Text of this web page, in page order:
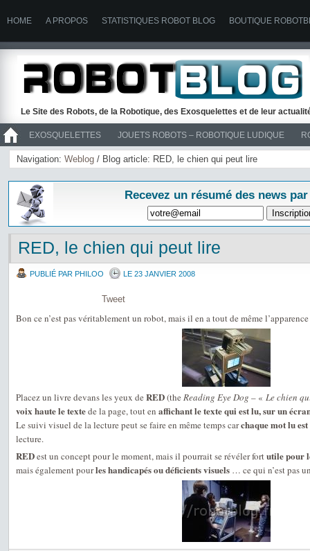
HOME A PROPOS STATISTIQUES ROBOT BLOG BOUTIQUE
Le Site des Robots, de la Robotique, des Exosquelettes et de leur
EXOSQUELETTES JOUETS ROBOTS – ROBOTIQUE LUDIQUE
>> ROBOTS
Navigation: Weblog / Blog article: RED, le chien qui peut lire
Recevez un résumé des news
RED, le chien qui peut lire
PUBLIÉ PAR PHILOO LE 23 JANVIER 2008
Tweet
Bon ce n’est pas véritablement un robot, mais il en a tout de même
Placez un livre devans les yeux de RED(the Reading Eye Dog – « Le chien
voix haute le textede la page, tout en affichant le texte qui est lu, sur un
Le suivi visuel de la lecture peut se faire en même temps carchaque mot lu
lecture.
REDest un concept pour le moment, mais il pourrait se révéler fortutile pour
mais également pourles handicapés ou déficients visuels … ce qui n’est pas